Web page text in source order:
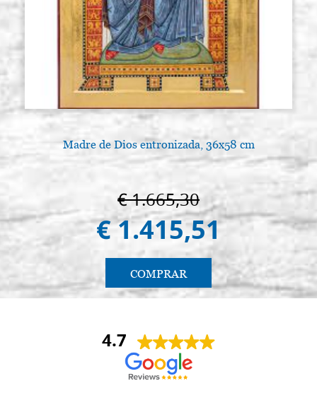
Madre de Dios entronizada, 36x58 cm
€ 1.665,30
€ 1.415,51
COMPRAR
4.7